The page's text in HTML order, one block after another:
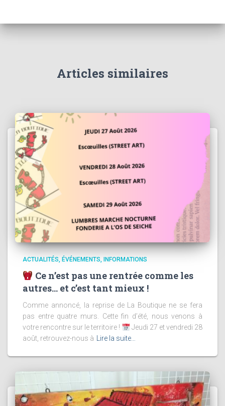
Articles similaires
ACTUALITÉS ÉVÉNEMENTS INFORMATIONS
Ce n’est pas une rentrée comme les
autres… et c’est tant mieux !
Comme annoncé, la reprise de La Boutique ne se fera
pas entre quatre murs. Cette fin d’été, nous venons à
votre rencontre sur le territoire !
Jeudi 27 et vendredi 28
août, retrouvez-nous à
Lire la suite…